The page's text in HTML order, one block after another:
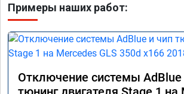
Примеры наших работ:
Отключение системы AdBlue